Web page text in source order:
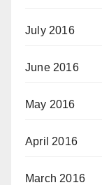
July 2016
June 2016
May 2016
April 2016
March 2016